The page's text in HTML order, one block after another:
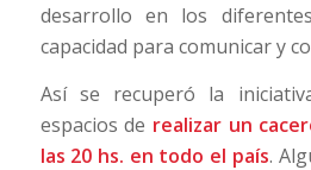
desarrollo en los
capacidad para comunicar y
Así se recuperó la
espacios de realizar un
las 20 hs. en todo el país.